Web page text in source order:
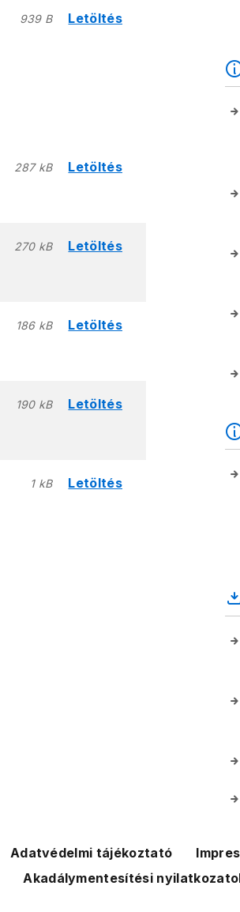
939 B Letöltés
287 kB Letöltés
270 kB Letöltés
186 kB Letöltés
190 kB Letöltés
1 kB Letöltés
Adatvédelmi tájékoztató
Akadálymentesítési